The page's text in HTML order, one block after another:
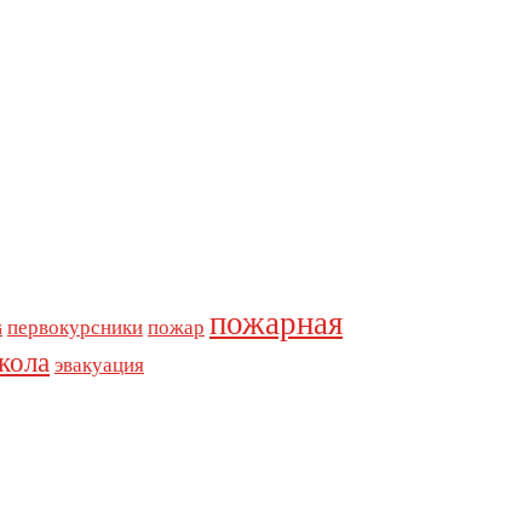
первокурсники пожар пожарная
эвакуация